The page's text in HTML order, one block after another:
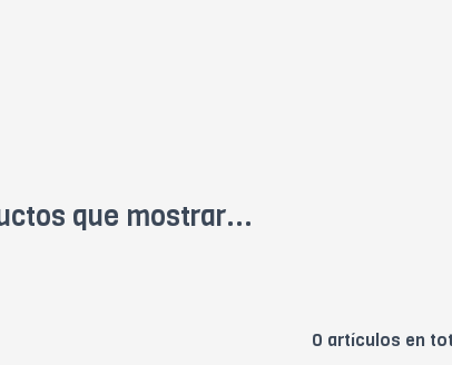
que mostrar...
0 artículos en